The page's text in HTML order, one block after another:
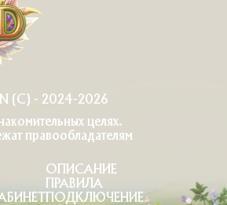
(C) - 2024-2026
целях.
правообладателям
ОПИСАНИЕ
ПРАВИЛА
ПОДКЛЮЧЕНИЕ